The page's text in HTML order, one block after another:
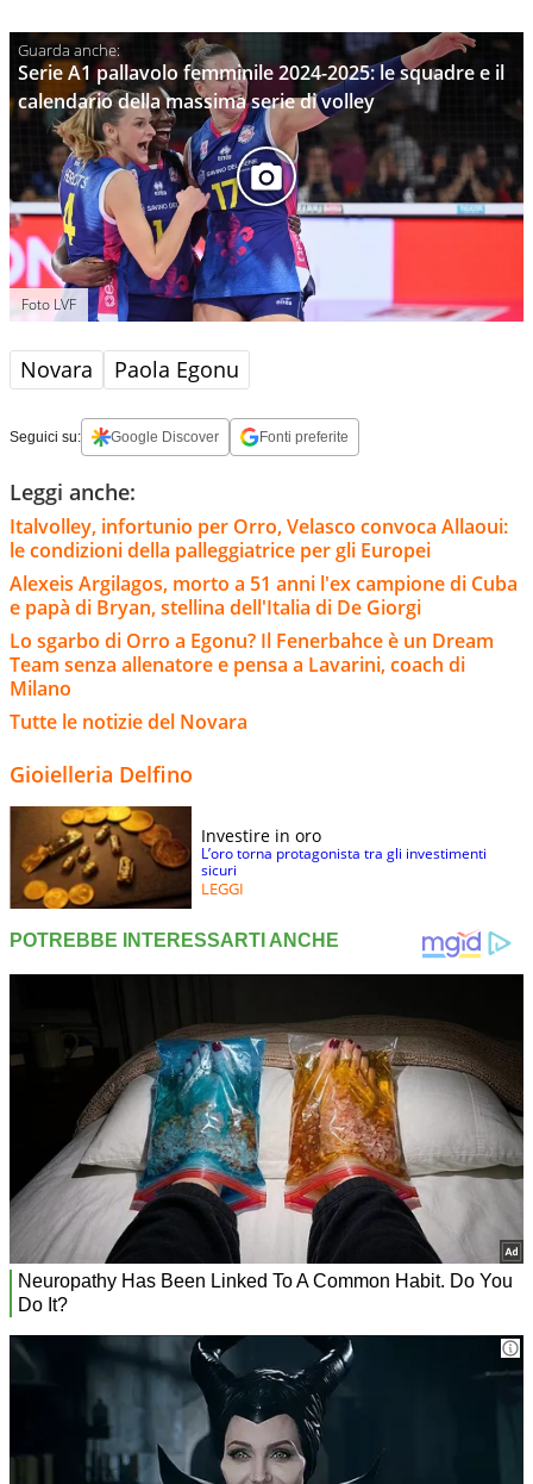
Serie A1 pallavolo femminile 2024-2025: le squadre e il
calendario della massima serie di volley
Foto LVF
Novara Paola Egonu
Seguici su: Google Discover Fonti preferite
Leggi anche:
Italvolley, infortunio per Orro, Velasco convoca Allaoui:
le condizioni della palleggiatrice per gli Europei
Alexeis Argilagos, morto a 51 anni l'ex campione di Cuba
e papà di Bryan, stellina dell'Italia di De Giorgi
Lo sgarbo di Orro a Egonu? Il Fenerbahce è un Dream
Team senza allenatore e pensa a Lavarini, coach di
Milano
Tutte le notizie del Novara
Gioielleria Delfino
Investire in oro
L’oro torna protagonista tra gli investimenti
sicuri
LEGGI